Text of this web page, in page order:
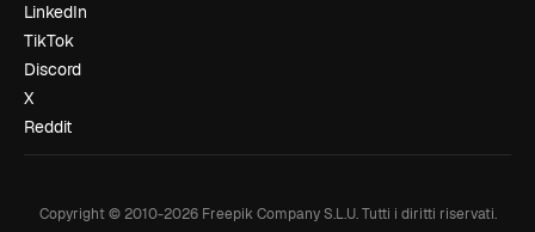
LinkedIn
TikTok
Discord
X
Reddit
Copyright © 2010-2026Freepik Company S.L.U. Tutti i diritti riservati.